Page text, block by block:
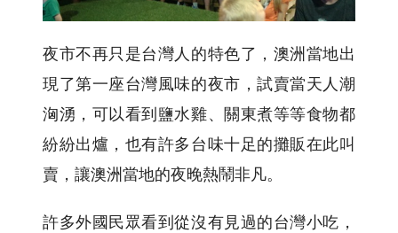
夜市不再只是台灣人的特色了，澳洲當地出
現了第一座台灣風味的夜市，試賣當天人潮
洶湧，可以看到鹽水雞、關東煮等等食物都
紛紛出爐，也有許多台味十足的攤販在此叫
賣，讓澳洲當地的夜晚熱鬧非凡。
許多外國民眾看到從沒有見過的台灣小吃，